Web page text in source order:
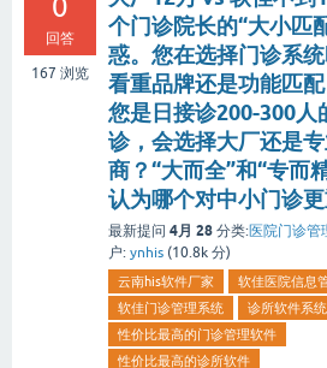
0
回答
167 浏览
个门诊院长的“大小匹
惑。您在选择门诊系
看重品牌还是功能匹
您是日接诊200-300人
诊，会选择大厂还是
商？“大而全”和“专而
认为哪个对中小门诊更
最新提问 4月 28 分类:医院门诊管
户: ynhis (10.8k 分)
云南his软件厂家
软佳医院信息
软佳门诊管理系统
诊所软件系统
性价比最高的门诊管理软件
性价比最高的诊所软件